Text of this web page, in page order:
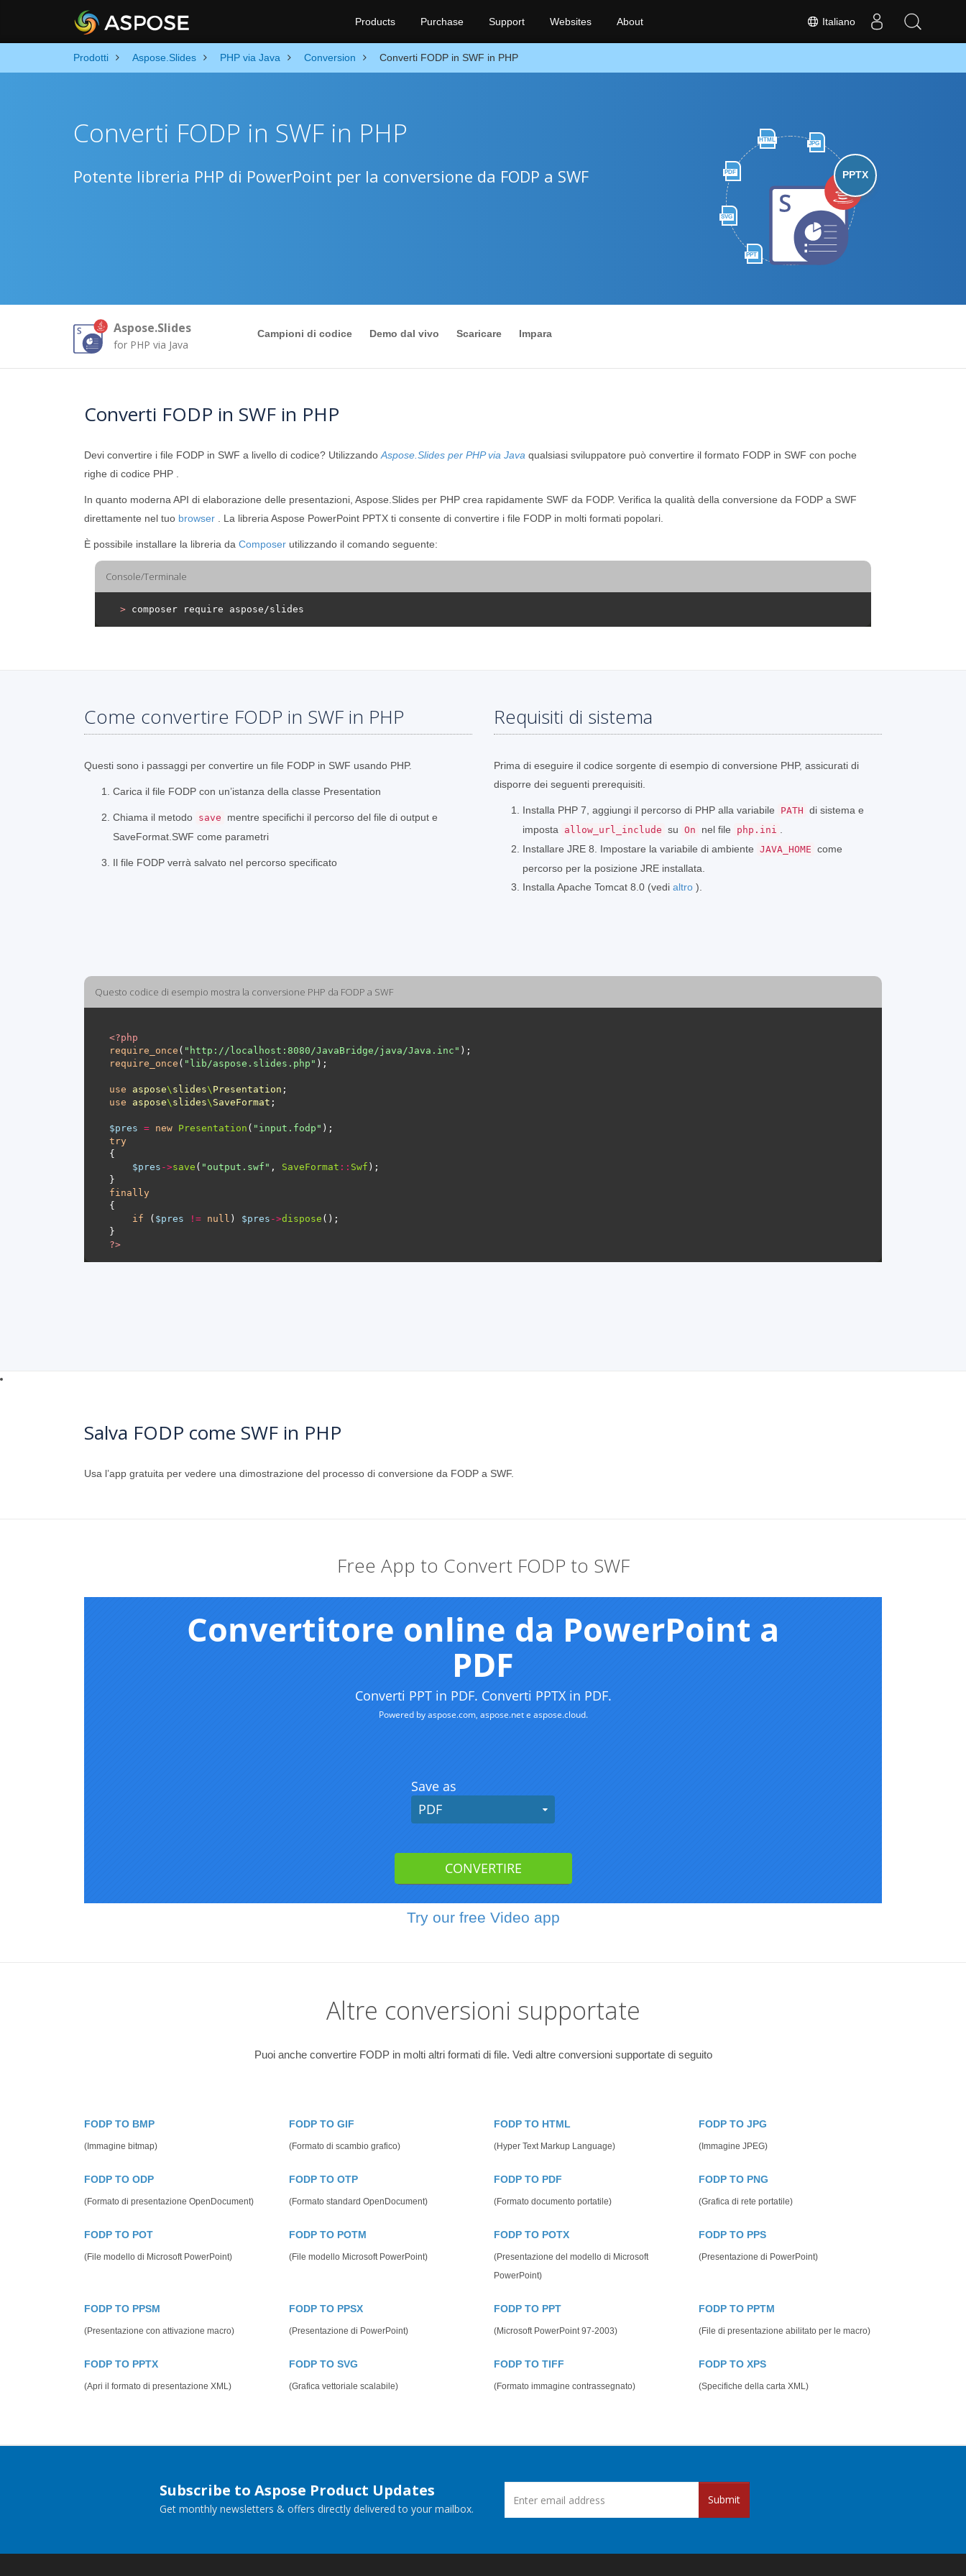
Italiano
Products Purchase Support Websites About
Prodotti Aspose.Slides PHP via Java Conversion Converti FODP in SWF in PHP
HTML
JPG
PDF
SVG
PPT
PPTX
Converti FODP in SWF in PHP
Potente libreria PHP di PowerPoint per la conversione da FODP a SWF
Aspose.Slides
for PHP via Java
Campioni di codice Demo dal vivo Scaricare Impara
Converti FODP in SWF in PHP
Devi convertire i file FODP in SWF a livello di codice? Utilizzando Aspose.Slides per PHP via Java qualsiasi sviluppatore può convertire il formato FODP in SWF con poche
righe di codice PHP .
In quanto moderna API di elaborazione delle presentazioni, Aspose.Slides per PHP crea rapidamente SWF da FODP. Verifica la qualità della conversione da FODP a SWF
direttamente nel tuo browser . La libreria Aspose PowerPoint PPTX ti consente di convertire i file FODP in molti formati popolari.
È possibile installare la libreria da Composer utilizzando il comando seguente:
Console/Terminale
> composer require aspose/slides
Come convertire FODP in SWF in PHP
Questi sono i passaggi per convertire un file FODP in SWF usando PHP.
Carica il file FODP con un’istanza della classe Presentation
Chiama il metodo save
mentre specifichi il percorso del file di output e
SaveFormat.SWF come parametri
Il file FODP verrà salvato nel percorso specificato
Requisiti di sistema
Prima di eseguire il codice sorgente di esempio di conversione PHP, assicurati di
disporre dei seguenti prerequisiti.
Installa PHP 7, aggiungi il percorso di PHP alla variabile PATH di sistema e
imposta
allow_url_include su On nel file php.ini
Installare JRE 8. Impostare la variabile di ambiente JAVA_HOME come
percorso per la posizione JRE installata.
Installa Apache Tomcat 8.0 (vedi altro ).
Questo codice di esempio mostra la conversione PHP da FODP a SWF
<?php
require_once ( "http://localhost:8080/JavaBridge/java/Java.inc"
require_once ( "lib/aspose.slides.php"
use aspose\ slides\ Presentation
use
aspose\ slides\ SaveFormat
$pres = new Presentation ( "input.fodp"
try
$pres ->save ( "output.swf" , SaveFormat :: Swf
finally
if ( $pres != null ) $pres ->dispose
?>
Salva FODP come SWF in PHP
Usa l’app gratuita per vedere una dimostrazione del processo di conversione da FODP a SWF.
Free App to Convert FODP to SWF
Try our free Video app
Altre conversioni supportate
Puoi anche convertire FODP in molti altri formati di file. Vedi altre conversioni supportate di seguito
FODP TO BMP
(Immagine bitmap)
FODP TO GIF
(Formato di scambio grafico)
FODP TO HTML
(Hyper Text Markup Language)
FODP TO JPG
(Immagine JPEG)
FODP TO ODP
(Formato di presentazione OpenDocument)
FODP TO OTP
(Formato standard OpenDocument)
FODP TO PDF
(Formato documento portatile)
FODP TO PNG
(Grafica di rete portatile)
FODP TO POT
(File modello di Microsoft PowerPoint)
FODP TO POTM
(File modello Microsoft PowerPoint)
FODP TO POTX
(Presentazione del modello di Microsoft
PowerPoint)
FODP TO PPS
(Presentazione di PowerPoint)
FODP TO PPSM
(Presentazione con attivazione macro)
FODP TO PPSX
(Presentazione di PowerPoint)
FODP TO PPT
(Microsoft PowerPoint 97-2003)
FODP TO PPTM
(File di presentazione abilitato per le macro)
FODP TO PPTX
(Apri il formato di presentazione XML)
FODP TO SVG
(Grafica vettoriale scalabile)
FODP TO TIFF
(Formato immagine contrassegnato)
FODP TO XPS
(Specifiche della carta XML)
Subscribe to Aspose Product Updates
Get monthly newsletters & offers directly delivered to your mailbox.
Submit